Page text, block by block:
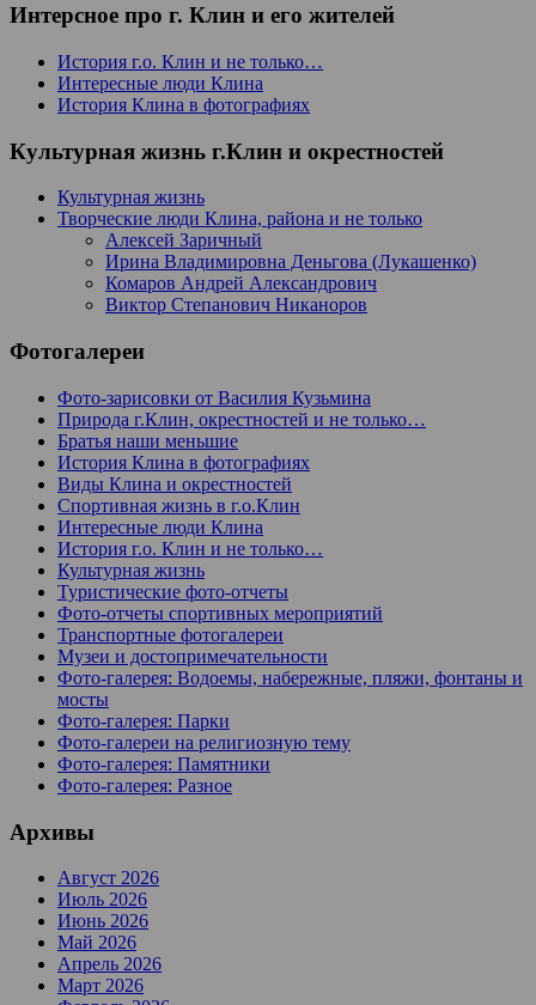
Интерсное про г. Клин и его жителей
История г.о. Клин и не только…
Интересные люди Клина
История Клина в фотографиях
Культурная жизнь г.Клин и окрестностей
Культурная жизнь
Творческие люди Клина, района и не только
Алексей Заричный
Ирина Владимировна Деньгова (Лукашенко)
Комаров Андрей Александрович
Виктор Степанович Никаноров
Фотогалереи
Фото-зарисовки от Василия Кузьмина
Природа г.Клин, окрестностей и не только…
Братья наши меньшие
История Клина в фотографиях
Виды Клина и окрестностей
Спортивная жизнь в г.о.Клин
Интересные люди Клина
История г.о. Клин и не только…
Культурная жизнь
Туристические фото-отчеты
Фото-отчеты спортивных мероприятий
Транспортные фотогалереи
Музеи и достопримечательности
Фото-галерея: Водоемы, набережные, пляжи, фонтаны и
мосты
Фото-галерея: Парки
Фото-галереи на религиозную тему
Фото-галерея: Памятники
Фото-галерея: Разное
Архивы
Август 2026
Июль 2026
Июнь 2026
Май 2026
Апрель 2026
Март 2026